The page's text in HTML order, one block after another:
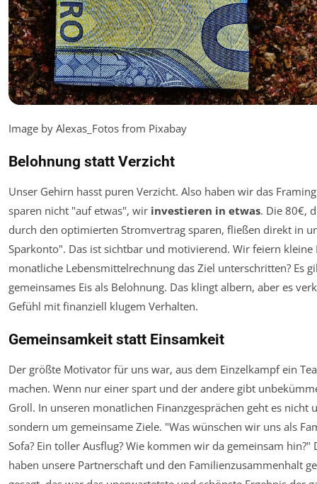
Image by Alexas_Fotos from Pixabay
Belohnung statt Verzicht
Unser Gehirn hasst puren Verzicht. Also haben wir das
sparen nicht "auf etwas", wir investieren in etwas. Die 80€,
durch den optimierten Stromvertrag sparen, fließen direkt in
Sparkonto". Das ist sichtbar und motivierend. Wir feiern kleine
monatliche Lebensmittelrechnung das Ziel unterschritten? Es
gemeinsames Eis als Belohnung. Das klingt albern, aber es
Gefühl mit finanziell klugem Verhalten.
Gemeinsamkeit statt Einsamkeit
Der größte Motivator für uns war, aus dem Einzelkampf ein
machen. Wenn nur einer spart und der andere gibt
Groll. In unseren monatlichen Finanzgesprächen geht es nicht
sondern um gemeinsame Ziele. "Was wünschen wir uns als
Sofa? Ein toller Ausflug? Wie kommen wir da gemeinsam hin?"
haben unsere Partnerschaft und den Familienzusammenhalt